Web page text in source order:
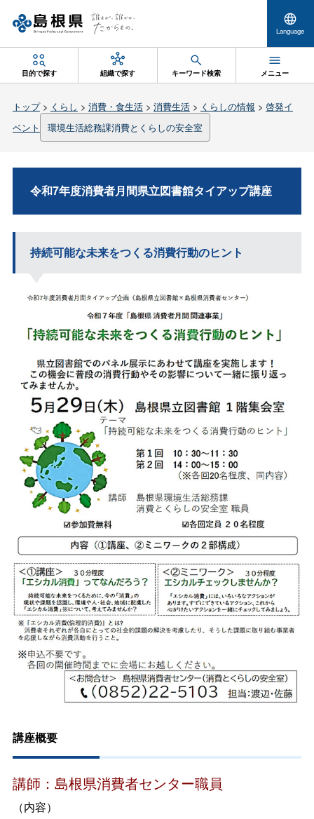
Language
目的で探す 組織で探す キーワード検索 メニュー
トップ> くらし > 消費・食生活> 消費生活> くらしの情報 > 啓発イ
ベント
環境生活総務課消費とくらしの安全室
令和7年度消費者月間県立図書館タイアップ講座
持続可能な未来をつくる消費行動のヒント
講座概要
講師：島根県消費者センター職員
（内容）